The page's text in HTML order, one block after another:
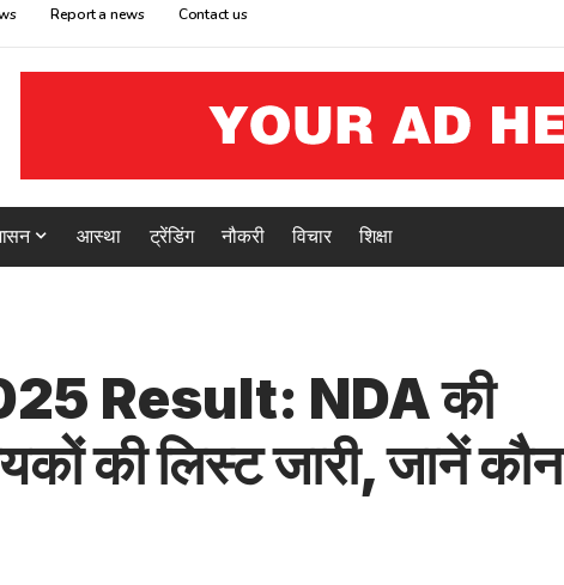
Report a news Contact us
आस्था ट्रेंडिंग नौकरी विचार शिक्षा
Result: NDA की
की लिस्ट जारी, जानें कौन